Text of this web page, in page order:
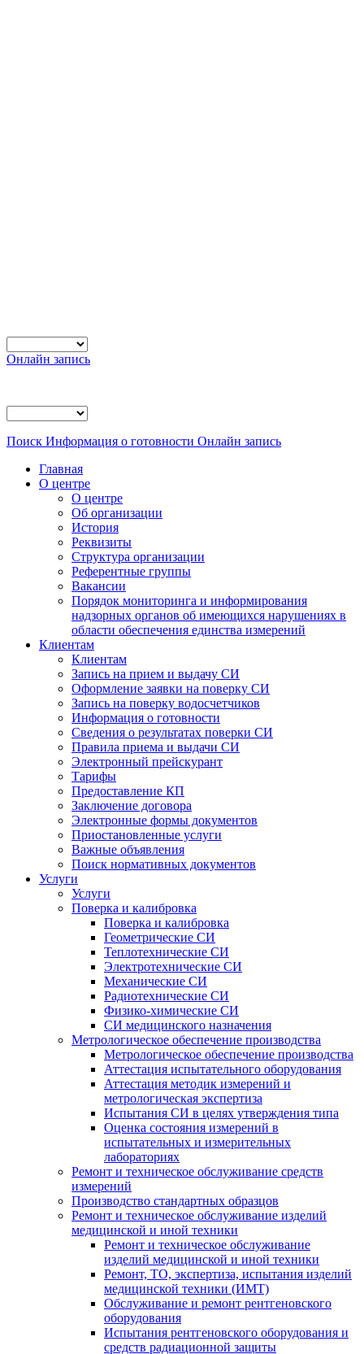
Онлайн запись
Поиск Информация о готовности Онлайн запись
Главная
О центре
О центре
Об организации
История
Реквизиты
Структура организации
Референтные группы
Вакансии
Порядок мониторинга и информирования
надзорных органов об имеющихся нарушениях в
области обеспечения единства измерений
Клиентам
Клиентам
Запись на прием и выдачу СИ
Оформление заявки на поверку СИ
Запись на поверку водосчетчиков
Информация о готовности
Сведения о результатах поверки СИ
Правила приема и выдачи СИ
Электронный прейскурант
Тарифы
Предоставление КП
Заключение договора
Электронные формы документов
Приостановленные услуги
Важные объявления
Поиск нормативных документов
Услуги
Услуги
Поверка и калибровка
Поверка и калибровка
Геометрические СИ
Теплотехнические СИ
Электротехнические СИ
Механические СИ
Радиотехнические СИ
Физико-химические СИ
СИ медицинского назначения
Метрологическое обеспечение производства
Метрологическое обеспечение производства
Аттестация испытательного оборудования
Аттестация методик измерений и
метрологическая экспертиза
Испытания СИ в целях утверждения типа
Оценка состояния измерений в
испытательных и измерительных
лабораториях
Ремонт и техническое обслуживание средств
измерений
Производство стандартных образцов
Ремонт и техническое обслуживание изделий
медицинской и иной техники
Ремонт и техническое обслуживание
изделий медицинской и иной техники
Ремонт, ТО, экспертиза, испытания изделий
медицинской техники (ИМТ)
Обслуживание и ремонт рентгеновского
оборудования
Испытания рентгеновского оборудования и
средств радиационной защиты